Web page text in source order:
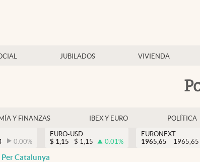
JUBILADOS VIVIENDA
Y FINANZAS IBEX Y EURO POLÍTICA
0.00%
EURO-USD
$ 1,15 $ 1,15 0.01%
EURONEXT
1965,65
1965,65
Per Catalunya